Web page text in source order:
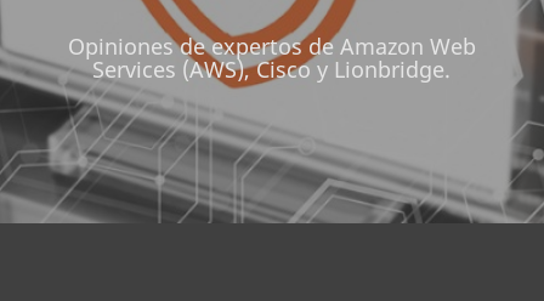
Opiniones de expertos de Amazon Web
Services (AWS), Cisco y Lionbridge.